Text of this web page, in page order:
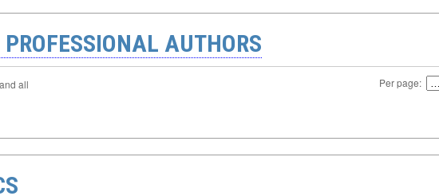
PROFESSIONAL AUTHORS
all Per page: